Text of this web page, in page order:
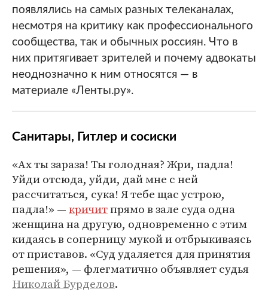
появлялись на самых разных телеканалах,
несмотря на критику как профессионального
сообщества, так и обычных россиян. Что в
них притягивает зрителей и почему адвокаты
неоднозначно к ним относятся — в
материале «Ленты.ру».
Санитары, Гитлер и сосиски
«Ах ты зараза! Ты голодная? Жри, падла!
Уйди отсюда, уйди, дай мне с ней
рассчитаться, сука! Я тебе щас устрою,
падла!» —кричитпрямо в зале суда одна
женщина на другую, одновременно с этим
кидаясь в соперницу мукой и отбрыкиваясь
от приставов. «Суд удаляется для принятия
решения», — флегматично объявляет судья
Николай Бурделов.